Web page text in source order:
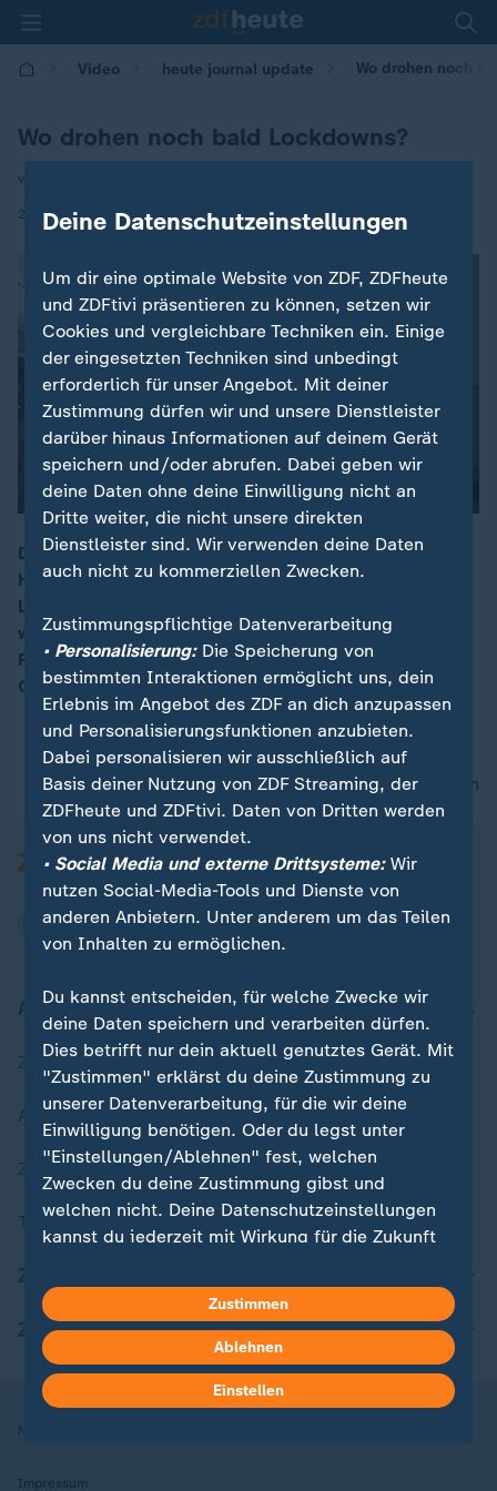
Video heute journal update Wo drohen noch
Wo drohen noch bald Lockdowns?
von Kamran Safiarian
21.10.2020 | 00:40
Die Corona-Neuinfektionen bleiben auf einem Rekord-
Hoch. Im Berchtesgadener Land gilt ein lokaler
Lockdown – vorerst für 14 Tage. Immer mehr Orte
werden zu Hot-Spots erklärt, so auch das gesamte
Ruhrgebiet. Das Corona-Virus hat Deutschland fest im
Griff.
nach oben
Aktuell bei ZDFheute
Zuletzt veröffentlicht
Aktuelle Sendungs-Videos
ZDFheute Stories
Themen im Überblick
ZDFheute Apps
Nutzungsbedingungen
Impressum
Deine Datenschutzeinstellungen
Um dir eine optimale Website von ZDF, ZDFheute
und ZDFtivi präsentieren zu können, setzen wir
Cookies und vergleichbare Techniken ein. Einige
der eingesetzten Techniken sind unbedingt
erforderlich für unser Angebot. Mit deiner
Zustimmung dürfen wir und unsere Dienstleister
darüber hinaus Informationen auf deinem Gerät
speichern und/oder abrufen. Dabei geben wir
deine Daten ohne deine Einwilligung nicht an
Dritte weiter, die nicht unsere direkten
Dienstleister sind. Wir verwenden deine Daten
auch nicht zu kommerziellen Zwecken.
Zustimmungspflichtige Datenverarbeitung
• Personalisierung:Die Speicherung von
bestimmten Interaktionen ermöglicht uns, dein
Erlebnis im Angebot des ZDF an dich anzupassen
und Personalisierungsfunktionen anzubieten.
Dabei personalisieren wir ausschließlich auf
Basis deiner Nutzung von ZDF Streaming, der
ZDFheute und ZDFtivi. Daten von Dritten werden
von uns nicht verwendet.
• Social Media und externe Drittsysteme:Wir
nutzen Social-Media-Tools und Dienste von
anderen Anbietern. Unter anderem um das Teilen
von Inhalten zu ermöglichen.
Du kannst entscheiden, für welche Zwecke wir
deine Daten speichern und verarbeiten dürfen.
Dies betrifft nur dein aktuell genutztes Gerät. Mit
"Zustimmen" erklärst du deine Zustimmung zu
unserer Datenverarbeitung, für die wir deine
Einwilligung benötigen. Oder du legst unter
"Einstellungen/Ablehnen" fest, welchen
Zwecken du deine Zustimmung gibst und
welchen nicht. Deine Datenschutzeinstellungen
kannst du jederzeit mit Wirkung für die Zukunft
Hier findest du das Impressum.
Weitere Informationen findest du in unserer
Datenschutzerklärung.
Zustimmen
Ablehnen
Einstellen